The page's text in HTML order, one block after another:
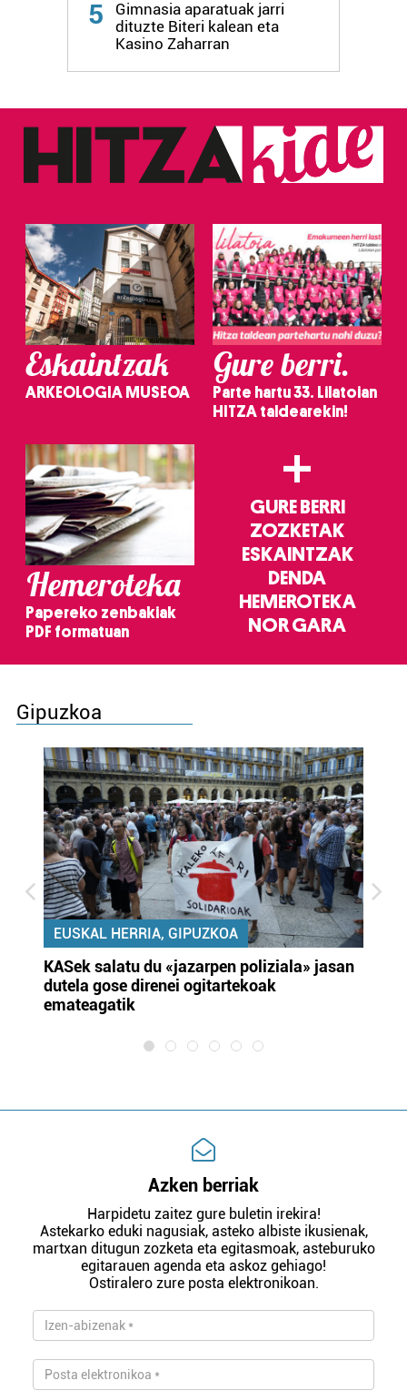
5
Gimnasia aparatuak jarri
dituzte Biteri kalean eta
Kasino Zaharran
Eskaintzak
ARKEOLOGIA MUSEOA
Gure berri.
Parte hartu 33. Lilatoian
HITZA taldearekin!
Hemeroteka
Papereko zenbakiak
PDF formatuan
+
GURE BERRI
ZOZKETAK
ESKAINTZAK
DENDA
HEMEROTEKA
NOR GARA
Gipuzkoa
EUSKAL HERRIA, GIPUZKOA
KASek salatu du «jazarpen poliziala» jasan
dutela gose direnei ogitartekoak
emateagatik
Azken berriak
Harpidetu zaitez gure buletin irekira!
Astekarko eduki nagusiak, asteko albiste ikusienak,
martxan ditugun zozketa eta egitasmoak, asteburuko
egitarauen agenda eta askoz gehiago!
Ostiralero zure posta elektronikoan.